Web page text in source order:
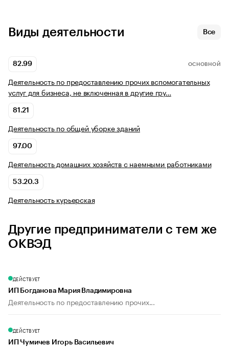
Виды деятельности Все
82.99 ОСНОВНОЙ
Деятельность по предоставлению прочих вспомогательных
услуг для бизнеса, не включенная в другие гру…
81.21
Деятельность по общей уборке зданий
97.00
Деятельность домашних хозяйств с наемными работниками
53.20.3
Деятельность курьерская
Другие предприниматели с тем же
ОКВЭД
ДЕЙСТВУЕТ
ИП Богданова Мария Владимировна
Деятельность по предоставлению прочих...
ДЕЙСТВУЕТ
ИП Чумичев Игорь Васильевич